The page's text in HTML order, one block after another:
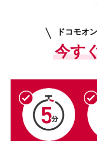
ドコモオ
今す